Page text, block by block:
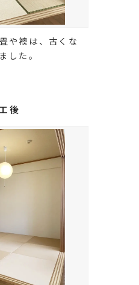
や襖は、古くな
した。
後